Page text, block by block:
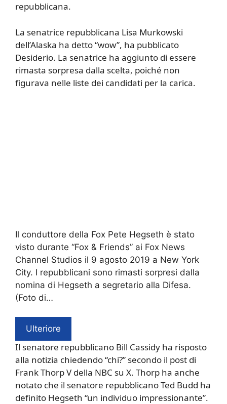
repubblicana.
La senatrice repubblicana Lisa Murkowski
dell’Alaska ha detto “wow”, ha pubblicato
Desiderio. La senatrice ha aggiunto di essere
rimasta sorpresa dalla scelta, poiché non
figurava nelle liste dei candidati per la carica.
Il conduttore della Fox Pete Hegseth è stato
visto durante “Fox & Friends” ai Fox News
Channel Studios il 9 agosto 2019 a New York
City. I repubblicani sono rimasti sorpresi dalla
nomina di Hegseth a segretario alla Difesa.
(Foto di…
Ulteriore
Il senatore repubblicano Bill Cassidy ha risposto
alla notizia chiedendo “chi?” secondo il post di
Frank Thorp V della NBC su X. Thorp ha anche
notato che il senatore repubblicano Ted Budd ha
definito Hegseth “un individuo impressionante”.